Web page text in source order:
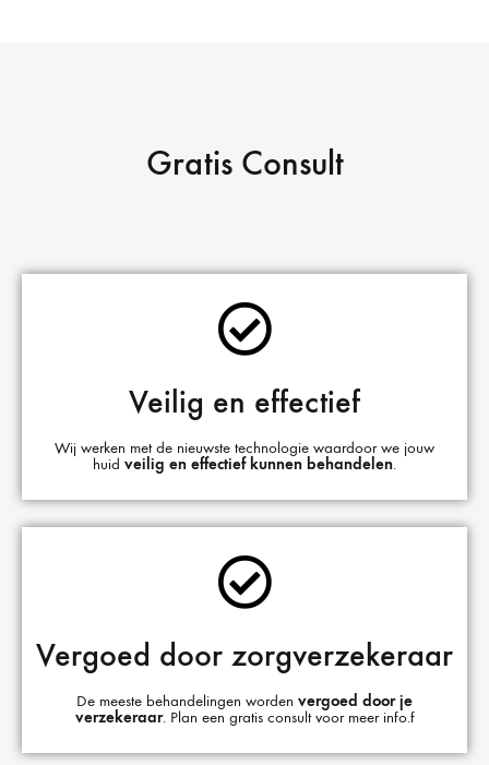
Gratis Consult
Veilig en effectief
Wij werken met de nieuwste technologie waardoor we jouw
huid veilig en effectief kunnen behandelen
Vergoed door zorgverzekeraar
De meeste behandelingen worden vergoed door je
verzekeraar. Plan een gratis consult voor meer info.f